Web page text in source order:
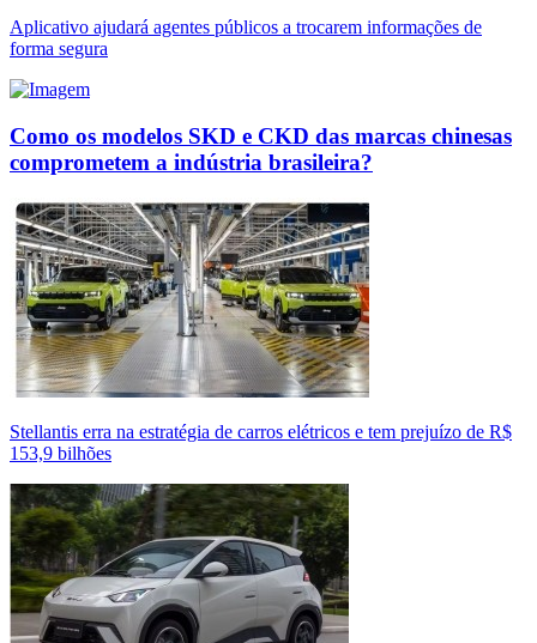
Aplicativo ajudará agentes públicos a trocarem informações de
forma segura
Como os modelos SKD e CKD das marcas chinesas
comprometem a indústria brasileira?
Stellantis erra na estratégia de carros elétricos e tem prejuízo de R$
153,9 bilhões